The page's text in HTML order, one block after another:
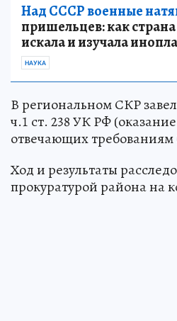
Над СССР военные
пришельцев: как страна
искала и изучала
НАУКА
В региональном СКР
ч.1 ст. 238 УК РФ
отвечающих требованиям
Ход и результаты
прокуратурой района на